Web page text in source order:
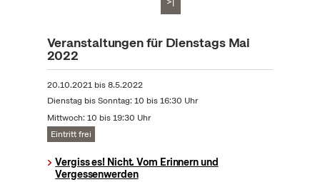
Veranstaltungen für Dienstags Mai
2022
20.10.2021bis8.5.2022
Dienstag bis Sonntag: 10 bis 16:30 Uhr
Mittwoch: 10 bis 19:30 Uhr
Eintritt frei
Vergiss es! Nicht. Vom Erinnern und
Vergessenwerden